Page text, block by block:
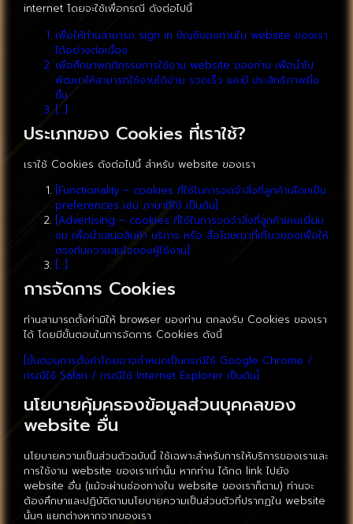
internet โดยจะใช้เพื่อกรณี ดังต่อไปนี้
เพื่อให้ท่านสามารถ sign in บัญชีของท่านใน website ของเรา
ได้อย่างต่อเนื่อง
เพื่อศึกษาพฤติกรรมการใช้งาน website ของท่าน เพื่อนำไป
พัฒนาให้สามารถใช้งานได้ง่าย รวดเร็ว และมี ประสิทธิภาพยิ่ง
ขึ้น
[…]
ประเภทของ Cookies ที่เราใช้?
เราใช้ Cookies ดังต่อไปนี้ สำหรับ website ของเรา
[Functionality – cookies ที่ใช้ในการจดจำสิ่งที่ลูกค้าเลือกเป็น
preferences เช่น ภาษาที่ใช้ เป็นต้น]
[Advertising – cookies ที่ใช้ในการจดจำสิ่งที่ลูกค้าเคยเยี่ยม
ชม เพื่อนำเสนอสินค้า บริการ หรือ สื่อโฆษณาที่เกี่ยวของเพื่อให้
ตรงกับความสนใจของผู้ใช้งาน]
[…]
การจัดการ Cookies
ท่านสามารถตั้งค่ามิให้ browser ของท่าน ตกลงรับ Cookies ของเรา
ได้ โดยมีขั้นตอนในการจัดการ Cookies ดังนี้
[ขั้นตอนการตั้งค่าโดยอาจกำหนดเป็นกรณีใช้ Google Chrome /
กรณีใช้ Safari / กรณีใช้ Internet Explorer เป็นต้น]
นโยบายคุ้มครองข้อมูลส่วนบุคคลของ
website อื่น
นโยบายความเป็นส่วนตัวฉบับนี้ ใช้เฉพาะสำหรับการให้บริการของเราและ
การใช้งาน website ของเราเท่านั้น หากท่าน ได้กด link ไปยัง
website อื่น (แม้จะผ่านช่องทางใน website ของเราก็ตาม) ท่านจะ
ต้องศึกษาและปฏิบัติตามนโยบายความเป็นส่วนตัวที่ปรากฏใน website
นั้นๆ แยกต่างหากจากของเรา